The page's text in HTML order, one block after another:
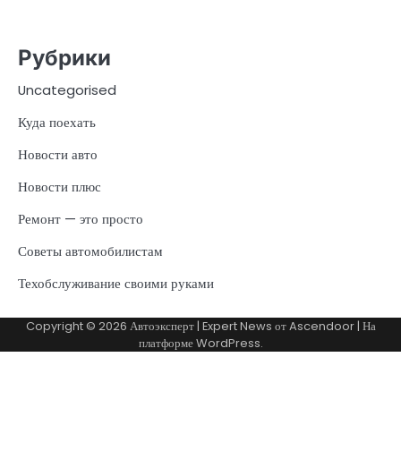
Рубрики
Uncategorised
Куда поехать
Новости авто
Новости плюс
Ремонт — это просто
Советы автомобилистам
Техобслуживание своими руками
Copyright © 2026 Автоэксперт| Expert News отAscendoor| На
платформеWordPress.